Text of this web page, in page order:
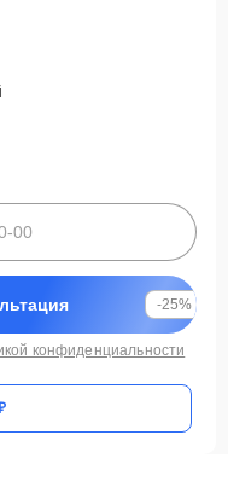
-25%
конфиденциальности